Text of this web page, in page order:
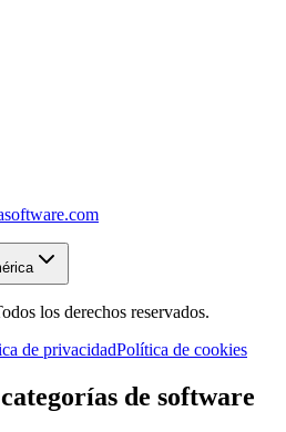
los derechos reservados.
de privacidadPolítica de cookies
de software